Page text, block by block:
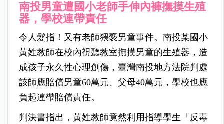
南投男童遭國小老師手伸內褲撫摸生殖
器，學校連帶責任
令人髮指！又有老師猥褻男童事件。南投某國小
黃姓教師在校內視聽教室撫摸男童的生殖器，造
成孩子永久性心理創傷，臺灣南投地方法院判處
該師應賠償男童60萬元、父母40萬元，學校也應
負起連帶賠償責任。
判決書指出，黃姓教師竟然利用指導學生「反毒